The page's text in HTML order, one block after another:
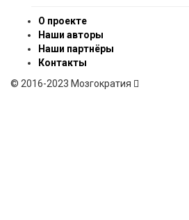
О проекте
Наши авторы
Наши партнёры
Контакты
© 2016-2023 Мозгократия